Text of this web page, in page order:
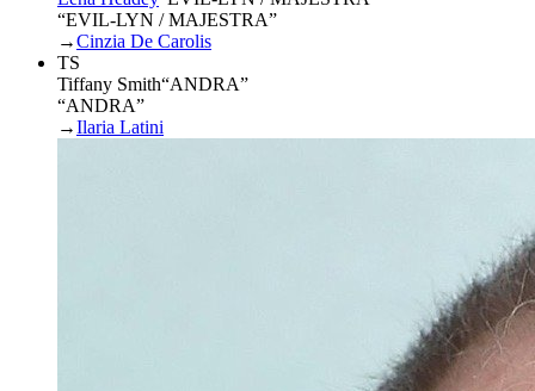
“EVIL-LYN / MAJESTRA”
→Cinzia De Carolis
TS
Tiffany Smith“ANDRA”
“ANDRA”
→Ilaria Latini